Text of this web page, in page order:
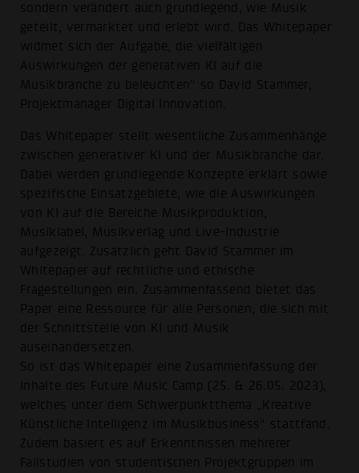
sondern verändert auch grundlegend, wie Musik
geteilt, vermarktet und erlebt wird. Das Whitepaper
widmet sich der Aufgabe, die vielfältigen
Auswirkungen der generativen KI auf die
Musikbranche zu beleuchten“ so David Stammer,
Projektmanager Digital Innovation.
Das Whitepaper stellt wesentliche Zusammenhänge
zwischen generativer KI und der Musikbranche dar.
Dabei werden grundlegende Konzepte erklärt sowie
spezifische Einsatzgebiete, wie die Auswirkungen
von KI auf die Bereiche Musikproduktion,
Musiklabel, Musikverlag und Live-Industrie
aufgezeigt. Zusätzlich geht David Stammer im
Whitepaper auf rechtliche und ethische
Fragestellungen ein. Zusammenfassend bietet das
Paper eine Ressource für alle Personen, die sich mit
der Schnittstelle von KI und Musik
auseinandersetzen.
So ist das Whitepaper eine Zusammenfassung der
Inhalte des Future Music Camp (25. & 26.05. 2023),
welches unter dem Schwerpunktthema „Kreative
Künstliche Intelligenz im Musikbusiness“ stattfand.
Zudem basiert es auf Erkenntnissen mehrerer
Fallstudien von studentischen Projektgruppen im